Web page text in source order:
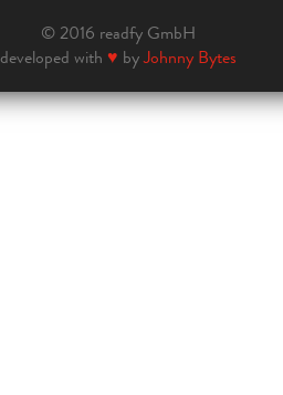
© 2016 readfy GmbH
developed with ♥ byJohnny Bytes